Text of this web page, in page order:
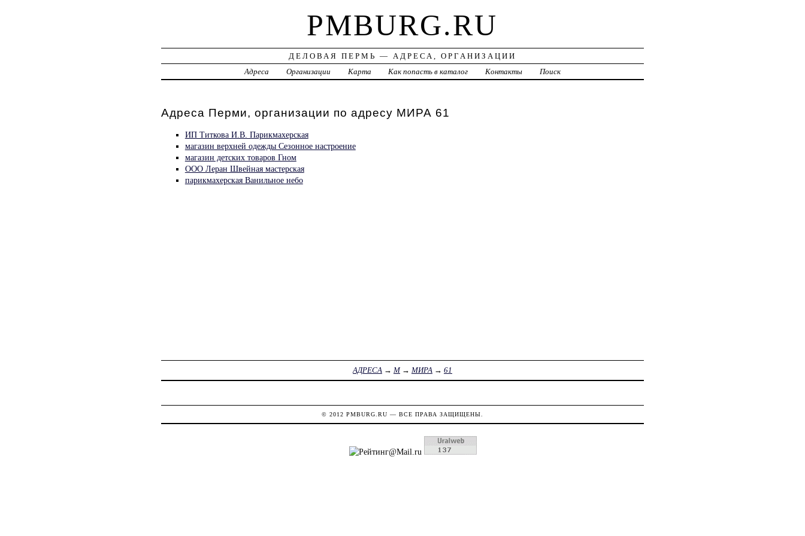
PMBURG.RU
ДЕЛОВАЯ ПЕРМЬ — АДРЕСА, ОРГАНИЗАЦИИ
Адреса
Организации Карта Как попасть в каталог Контакты Поиск
Адреса Перми, организации по адресу МИРА 61
ИП Титкова И.В. Парикмахерская
магазин верхней одежды Сезонное настроение
магазин детских товаров Гном
ООО Леран Швейная мастерская
парикмахерская Ванильное небо
АДРЕСА→ М→ МИРА→ 61
© 2012 PMBURG.RU — ВСЕ ПРАВА ЗАЩИЩЕНЫ.